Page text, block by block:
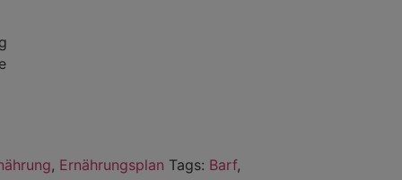
, Ernährungsplan Tags: Barf,